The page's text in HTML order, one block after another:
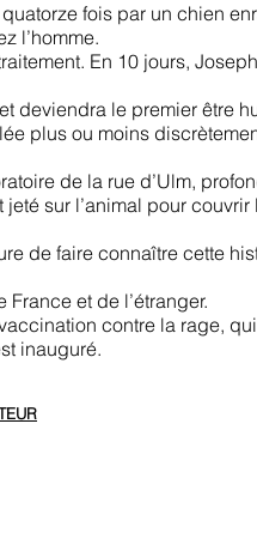
fois par un chien
l’homme.
En 10 jours,
deviendra le premier être
plus ou moins
de la rue d’Ulm,
jeté sur l’animal pour
de faire connaître cette
et de l’étranger.
contre la rage,
inauguré.